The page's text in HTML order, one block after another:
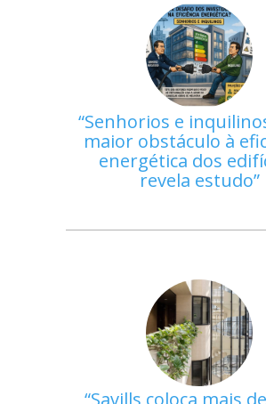
Senhorios e
maior obstáculo à
energética dos
revela estudo
Savills coloca mais